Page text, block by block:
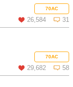
コメントを見る70AC
26,584 31
コメントを見る70AC
29,682 58